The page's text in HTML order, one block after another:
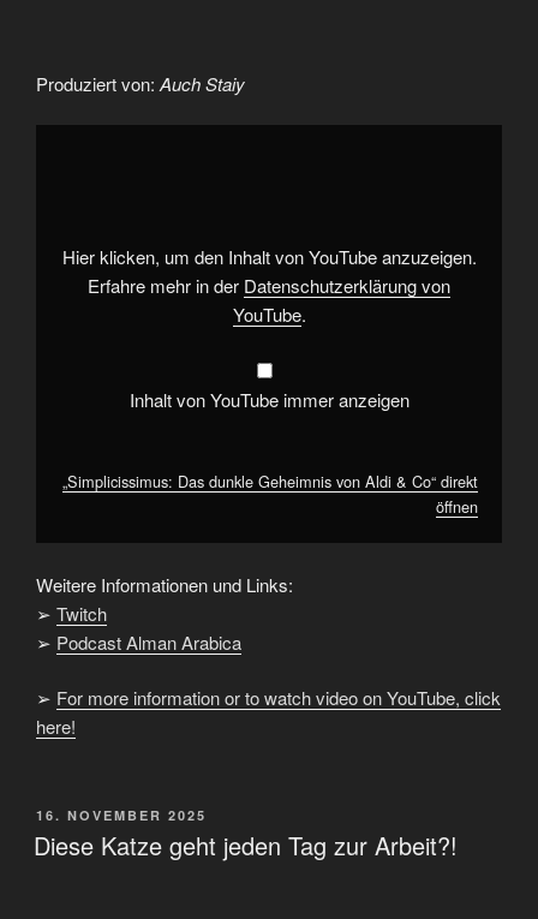
Produziert von: Auch Staiy
„Simplicissimus:
Co“
von
YouTube
anzeigen
Hier klicken, um den Inhalt von YouTube anzuzeigen.
Erfahre mehr in der Datenschutzerklärung von
YouTube.
Inhalt von YouTube immer anzeigen
„Simplicissimus: Das dunkle Geheimnis von Aldi & Co“ direkt
öffnen
Weitere Informationen und Links:
➢ Twitch
➢ Podcast Alman Arabica
➢ For more information or to watch video on YouTube, click
here!
VERÖFFENTLICHT
AM
16. NOVEMBER 2025
Diese Katze geht jeden Tag zur Arbeit?!